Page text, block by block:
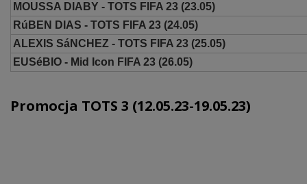
MOUSSA DIABY - TOTS FIFA 23 (23.05)
RúBEN DIAS - TOTS FIFA 23 (24.05)
ALEXIS SáNCHEZ - TOTS FIFA 23 (25.05)
EUSéBIO - Mid Icon FIFA 23 (26.05)
Promocja TOTS 3 (12.05.23-19.05.23)